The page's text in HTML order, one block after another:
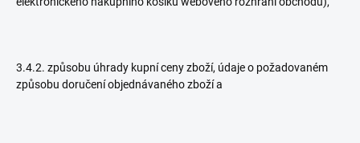
3.4.2. způsobu úhrady kupní ceny zboží, údaje o požadovaném
způsobu doručení objednávaného zboží a